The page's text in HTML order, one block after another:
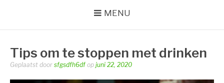
MENU
Tips om te stoppen met drinken
Geplaatst door sfgsdfh6df op juni 22, 2020